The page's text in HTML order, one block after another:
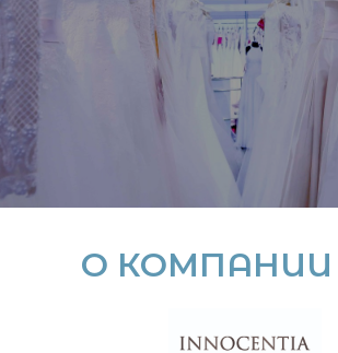
О КОМПАНИИ